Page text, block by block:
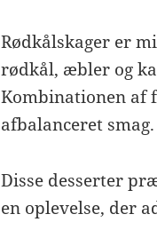
Rødkålskager er
rødkål, æbler og
Kombinationen af
afbalanceret smag.
Disse desserter
en oplevelse, der